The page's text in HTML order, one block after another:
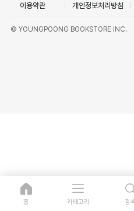
이용약관 개인정보처리방침
© YOUNGPOONG BOOKSTORE INC.
홈 카테고리 검색